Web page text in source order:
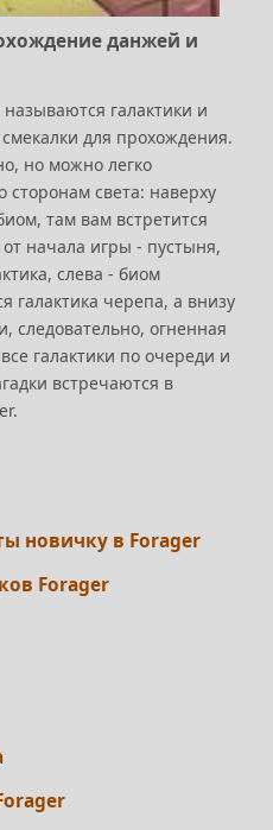
данжей и
галактики и
для прохождения.
но можно легко
сторонам света: наверху
там вам встретится
начала игры - пустыня,
слева - биом
галактика черепа, а внизу
следовательно, огненная
галактики по очереди и
встречаются в
новичку в Forager
Forager